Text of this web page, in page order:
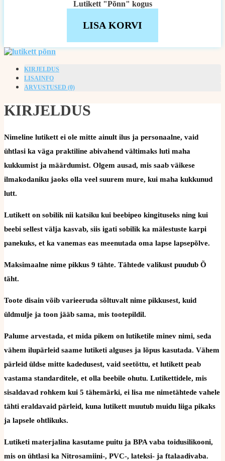
Lutikett "Põnn" kogus
LISA KORVI
KIRJELDUS
LISAINFO
ARVUSTUSED (0)
KIRJELDUS
Nimeline lutikett ei ole mitte ainult ilus ja personaalne, vaid
ühtlasi ka väga praktiline abivahend vältimaks luti maha
kukkumist ja määrdumist. Olgem ausad, mis saab väikese
ilmakodaniku jaoks olla veel suurem mure, kui maha kukkunud
lutt.
Lutikett on sobilik nii katsiku kui beebipeo kingituseks ning kui
beebi sellest välja kasvab, siis igati sobilik ka mälestuste karpi
panekuks, et ka vanemas eas meenutada oma lapse lapsepõlve.
Maksimaalne nime pikkus 9 tähte. Tähtede valikust puudub Õ
täht.
Toote disain võib varieeruda sõltuvalt nime pikkusest, kuid
üldmulje ja toon jääb sama, mis tootepildil.
Palume arvestada, et mida pikem on lutiketile minev nimi, seda
vähem ilupärleid saame lutiketi alguses ja lõpus kasutada. Vähem
pärleid üldse mitte kadedusest, vaid seetõttu, et lutikett peab
vastama standarditele, et olla beebile ohutu. Lutikettidele, mis
sisaldavad rohkem kui 5 tähemärki, ei lisa me nimetähtede vahele
tähti eraldavaid pärleid, kuna lutikett muutub muidu liiga pikaks
ja lapsele ohtlikuks.
Lutiketi materjalina kasutame puitu ja BPA vaba toidusilikooni,
mis on ühtlasi ka Nitrosamiini-, PVC-, lateksi- ja ftalaadivaba.